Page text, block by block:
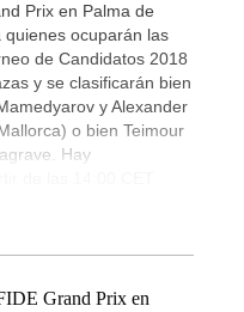
Prix en Palma de
ocuparán las
de Candidatos 2018
y se clasificarán bien
y Alexander
o bien Teimour
Hay
Grand Prix en